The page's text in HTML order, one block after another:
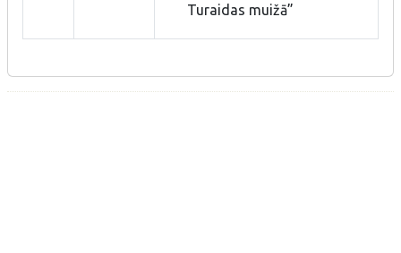
Turaidas muižā”